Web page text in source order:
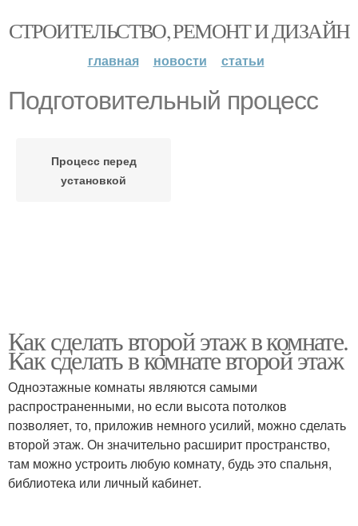
СТРОИТЕЛЬСТВО, РЕМОНТ И ДИЗАЙН
главная новости статьи
Подготовительный процесс
Процесс перед
установкой
Как сделать второй этаж в комнате.
Как сделать в комнате второй этаж
Одноэтажные комнаты являются самыми
распространенными, но если высота потолков
позволяет, то, приложив немного усилий, можно сделать
второй этаж. Он значительно расширит пространство,
там можно устроить любую комнату, будь это спальня,
библиотека или личный кабинет.